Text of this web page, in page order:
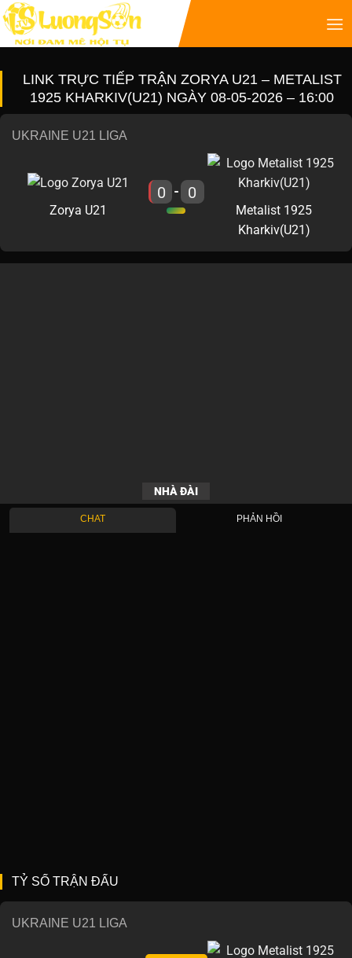
LINK TRỰC TIẾP TRẬN ZORYA U21 – METALIST
1925 KHARKIV(U21) NGÀY 08-05-2026 – 16:00
UKRAINE U21 LIGA
Zorya U21
0 - 0
Metalist 1925
Kharkiv(U21)
NHÀ ĐÀI
CHAT PHẢN HỒI
TỶ SỐ TRẬN ĐẤU
UKRAINE U21 LIGA